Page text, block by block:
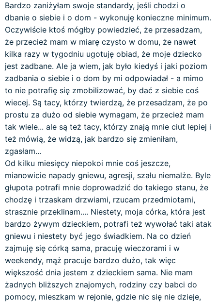
Bardzo zaniżyłam swoje standardy, jeśli chodzi o
dbanie o siebie i o dom - wykonuję konieczne minimum.
Oczywiście ktoś mógłby powiedzieć, że przesadzam,
że przecież mam w miarę czysto w domu, że nawet
kilka razy w tygodniu ugotuję obiad, że moje dziecko
jest zadbane. Ale ja wiem, jak było kiedyś i jaki poziom
zadbania o siebie i o dom by mi odpowiadał - a mimo
to nie potrafię się zmobilizować, by dać z siebie coś
wiecej. Są tacy, którzy twierdzą, że przesadzam, że po
prostu za dużo od siebie wymagam, że przecież mam
tak wiele... ale są też tacy, którzy znają mnie ciut lepiej i
też mówią, że widzą, jak bardzo się zmieniłam,
zgasłam...
Od kilku miesięcy niepokoi mnie coś jeszcze,
mianowicie napady gniewu, agresji, szału niemalże. Byle
głupota potrafi mnie doprowadzić do takiego stanu, że
chodzę i trzaskam drzwiami, rzucam przedmiotami,
strasznie przeklinam.... Niestety, moja córka, która jest
bardzo żywym dzieckiem, potrafi też wywołać taki atak
gniewu i niestety być jego świadkiem. Na co dzień
zajmuję się córką sama, pracuję wieczorami i w
weekendy, mąż pracuje bardzo dużo, tak więc
większość dnia jestem z dzieckiem sama. Nie mam
żadnych bliższych znajomych, rodziny czy babci do
pomocy, mieszkam w rejonie, gdzie nic się nie dzieje,